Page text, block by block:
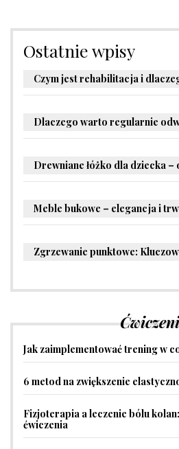
Ostatnie wpisy
Jak zaimplementować trening w
6 metod na zwiększenie
Fizjoterapia a leczenie bólu
ćwiczenia